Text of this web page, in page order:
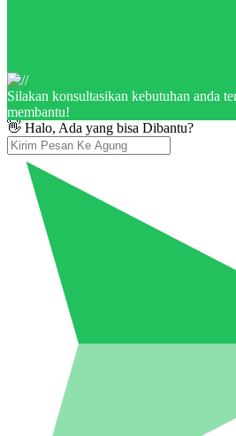
Silakan konsultasikan kebutuhan anda
membantu!
👋 Halo, Ada yang bisa Dibantu?